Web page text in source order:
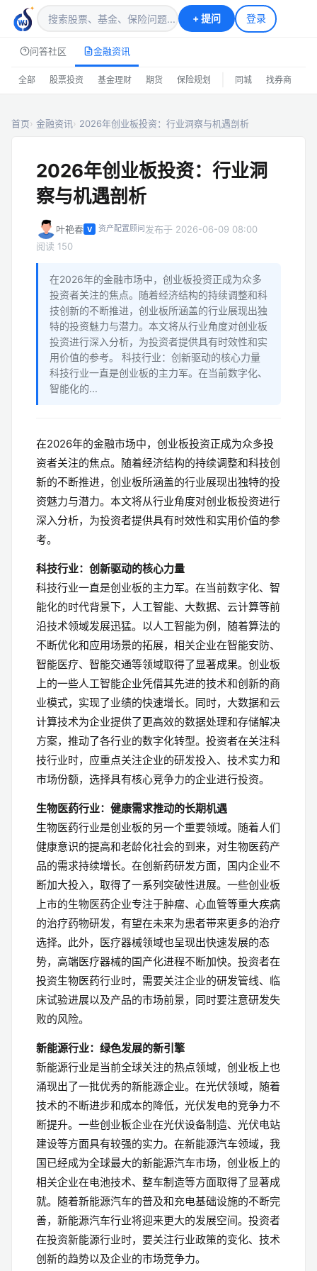
+提问 登录
问答社区 金融资讯
全部 股票投资 基金理财 期货 保险规划 同城 找券商
首页 金融资讯 2026年创业板投资：行业洞察与机遇剖析
2026年创业板投资：行业洞
察与机遇剖析
叶艳春 V 资产配置顾问 发布于 2026-06-09 08:00
阅读 150
在2026年的金融市场中，创业板投资正成为众多
投资者关注的焦点。随着经济结构的持续调整和科
技创新的不断推进，创业板所涵盖的行业展现出独
特的投资魅力与潜力。本文将从行业角度对创业板
投资进行深入分析，为投资者提供具有时效性和实
用价值的参考。 科技行业：创新驱动的核心力量
科技行业一直是创业板的主力军。在当前数字化、
智能化的...
在2026年的金融市场中，创业板投资正成为众多投
资者关注的焦点。随着经济结构的持续调整和科技创
新的不断推进，创业板所涵盖的行业展现出独特的投
资魅力与潜力。本文将从行业角度对创业板投资进行
深入分析，为投资者提供具有时效性和实用价值的参
考。
科技行业：创新驱动的核心力量
科技行业一直是创业板的主力军。在当前数字化、智
能化的时代背景下，人工智能、大数据、云计算等前
沿技术领域发展迅猛。以人工智能为例，随着算法的
不断优化和应用场景的拓展，相关企业在智能安防、
智能医疗、智能交通等领域取得了显著成果。创业板
上的一些人工智能企业凭借其先进的技术和创新的商
业模式，实现了业绩的快速增长。同时，大数据和云
计算技术为企业提供了更高效的数据处理和存储解决
方案，推动了各行业的数字化转型。投资者在关注科
技行业时，应重点关注企业的研发投入、技术实力和
市场份额，选择具有核心竞争力的企业进行投资。
生物医药行业：健康需求推动的长期机遇
生物医药行业是创业板的另一个重要领域。随着人们
健康意识的提高和老龄化社会的到来，对生物医药产
品的需求持续增长。在创新药研发方面，国内企业不
断加大投入，取得了一系列突破性进展。一些创业板
上市的生物医药企业专注于肿瘤、心血管等重大疾病
的治疗药物研发，有望在未来为患者带来更多的治疗
选择。此外，医疗器械领域也呈现出快速发展的态
势，高端医疗器械的国产化进程不断加快。投资者在
投资生物医药行业时，需要关注企业的研发管线、临
床试验进展以及产品的市场前景，同时要注意研发失
败的风险。
新能源行业：绿色发展的新引擎
新能源行业是当前全球关注的热点领域，创业板上也
涌现出了一批优秀的新能源企业。在光伏领域，随着
技术的不断进步和成本的降低，光伏发电的竞争力不
断提升。一些创业板企业在光伏设备制造、光伏电站
建设等方面具有较强的实力。在新能源汽车领域，我
国已经成为全球最大的新能源汽车市场，创业板上的
相关企业在电池技术、整车制造等方面取得了显著成
就。随着新能源汽车的普及和充电基础设施的不断完
善，新能源汽车行业将迎来更大的发展空间。投资者
在投资新能源行业时，要关注行业政策的变化、技术
创新的趋势以及企业的市场竞争力。